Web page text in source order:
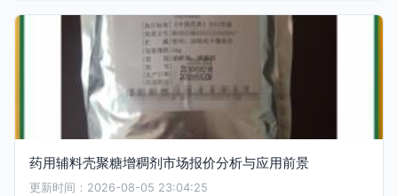
药用辅料壳聚糖增稠剂市场报价分析与应用前景
更新时间：2026-08-05 23:04:25